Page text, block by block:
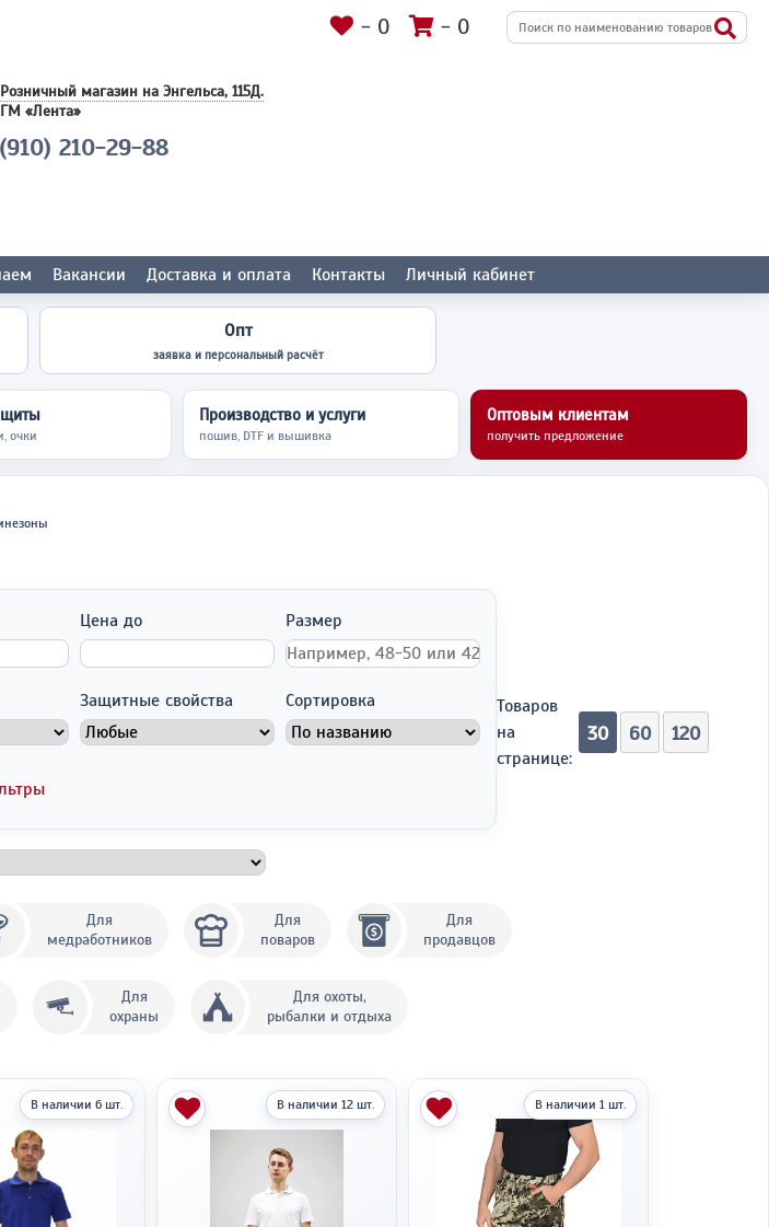
Розничный магазин на Энгельса, 115Д.
ГМ «Лента»
210-29-88
- 0 - 0
Вакансии Доставка и оплата Контакты Личный кабинет
Опт
заявка и персональный расчёт
очки
Производство и услуги
пошив, DTF и вышивка
Оптовым клиентам
получить предложение
Цена до Размер
Защитные свойства Сортировка
Товаров
на
странице:
30 60 120
Для
медработников
Для
поваров
Для
продавцов
Для
охраны
Для охоты,
рыбалки и отдыха
В наличии 6 шт. В наличии 12 шт. В наличии 1 шт.